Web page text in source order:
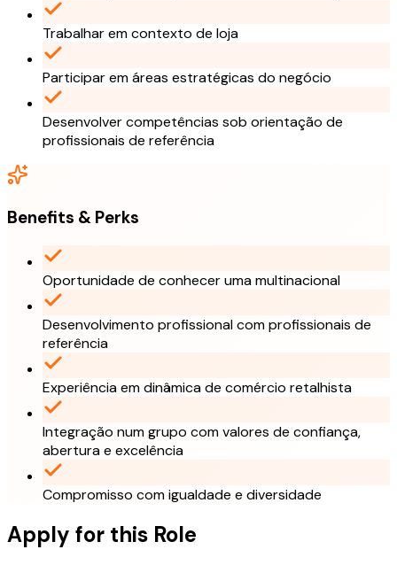
Trabalhar em contexto de loja
Participar em áreas estratégicas do negócio
Desenvolver competências sob orientação de
profissionais de referência
Benefits & Perks
Oportunidade de conhecer uma multinacional
Desenvolvimento profissional com profissionais de
referência
Experiência em dinâmica de comércio retalhista
Integração num grupo com valores de confiança,
abertura e excelência
Compromisso com igualdade e diversidade
Apply for this Role